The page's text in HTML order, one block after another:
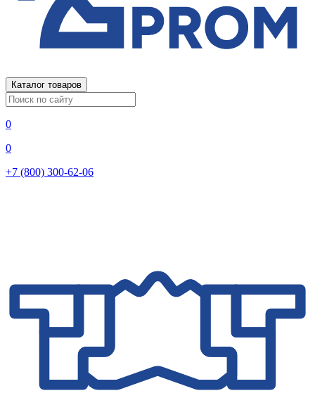
Каталог товаров
0
0
+7 (800) 300-62-06